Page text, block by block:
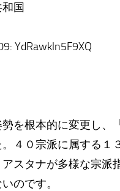
国
YdRawkln5F9XQ
を根本的に変更し、
４０宗派に属する１
スタナが多様な宗派
のです。